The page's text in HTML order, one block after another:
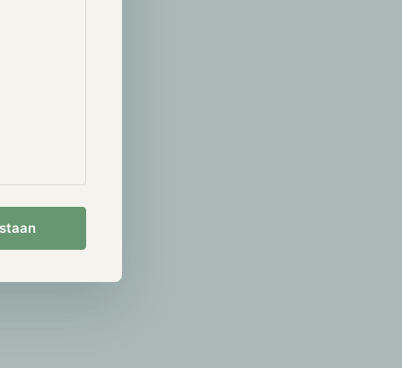
cyclus,
de